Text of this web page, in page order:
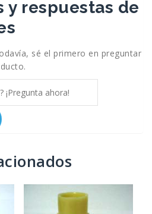
y respuestas de
sé el primero en preguntar